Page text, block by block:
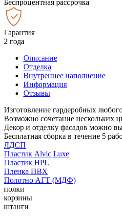
Беспроцентная рассрочка
Гарантия
2 года
Описание
Отделка
Внутреннее наполнение
Информация
Отзывы
Изготовление гардеробных
Возможно сочетание нескольких
Декор и отделку фасадов можно
Бесплатная сборка в течение 5
ЛДСП
Пластик Alvic Luxe
Пластик HPL
Пленка ПВХ
Полотно АГТ (МДФ)
полки
корзины
штанги